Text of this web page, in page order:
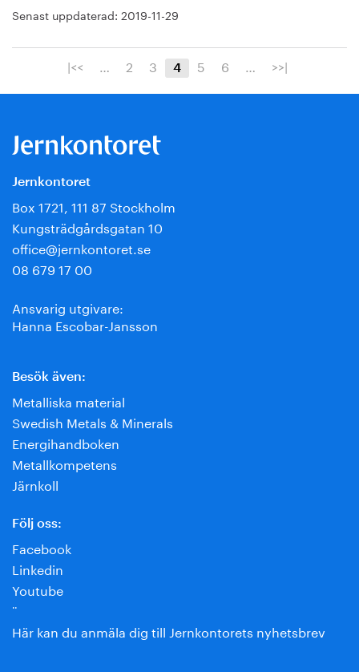
Senast uppdaterad: 2019-11-29
|<< … 2 3 4 5 6 … >>|
Jernkontoret
Box 1721, 111 87 Stockholm
Kungsträdgårdsgatan 10
office@jernkontoret.se
08 679 17 00
Ansvarig utgivare:
Hanna Escobar-Jansson
Besök även:
Metalliska material
Swedish Metals & Minerals
Energihandboken
Metallkompetens
Järnkoll
Följ oss:
Facebook
Linkedin
Youtube
¨
Här kan du anmäla dig till Jernkontorets nyhetsbrev